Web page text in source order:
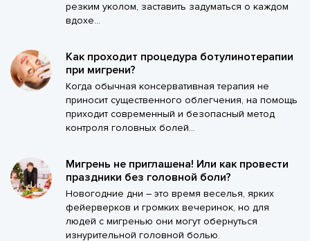
резким уколом, заставить задуматься о каждом
вдохе...
Как проходит процедура ботулинотерапии
при мигрени?
Когда обычная консервативная терапия не
приносит существенного облегчения, на помощь
приходит современный и безопасный метод
контроля головных болей...
Мигрень не приглашена! Или как провести
праздники без головной боли?
Новогодние дни – это время веселья, ярких
фейерверков и громких вечеринок, но для
людей с мигренью они могут обернуться
изнурительной головной болью.